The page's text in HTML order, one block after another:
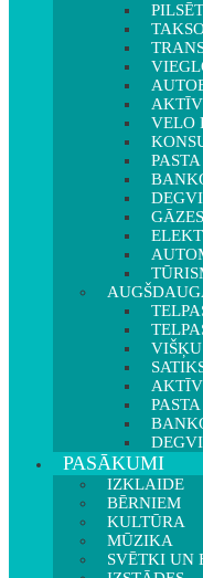
VELO
VIŠĶU
PASĀKUMI
IZKLAIDE
BĒRNIEM
KULTŪRA
MŪZIKA
SVĒTKI UN